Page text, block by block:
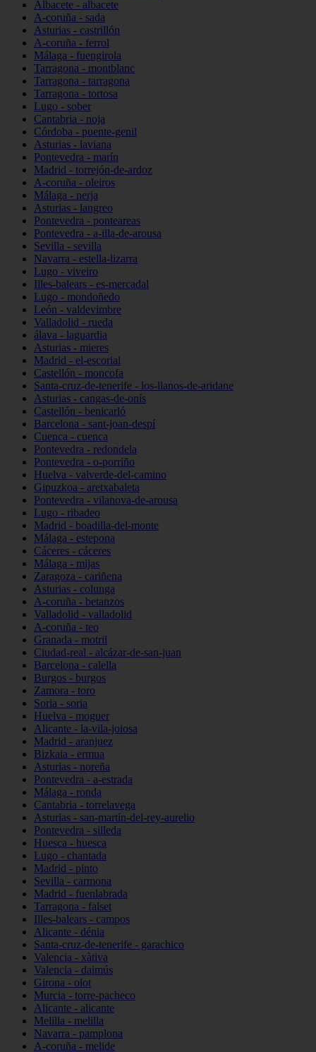
Albacete - albacete
A-coruña - sada
Asturias - castrillón
A-coruña - ferrol
Málaga - fuengirola
Tarragona - montblanc
Tarragona - tarragona
Tarragona - tortosa
Lugo - sober
Cantabria - noja
Córdoba - puente-genil
Asturias - laviana
Pontevedra - marín
Madrid - torrejón-de-ardoz
A-coruña - oleiros
Málaga - nerja
Asturias - langreo
Pontevedra - ponteareas
Pontevedra - a-illa-de-arousa
Sevilla - sevilla
Navarra - estella-lizarra
Lugo - viveiro
Illes-balears - es-mercadal
Lugo - mondoñedo
León - valdevimbre
Valladolid - rueda
álava - laguardia
Asturias - mieres
Madrid - el-escorial
Castellón - moncofa
Santa-cruz-de-tenerife - los-llanos-de-aridane
Asturias - cangas-de-onís
Castellón - benicarló
Barcelona - sant-joan-despí
Cuenca - cuenca
Pontevedra - redondela
Pontevedra - o-porriño
Huelva - valverde-del-camino
Gipuzkoa - aretxabaleta
Pontevedra - vilanova-de-arousa
Lugo - ribadeo
Madrid - boadilla-del-monte
Málaga - estepona
Cáceres - cáceres
Málaga - mijas
Zaragoza - cariñena
Asturias - colunga
A-coruña - betanzos
Valladolid - valladolid
A-coruña - teo
Granada - motril
Ciudad-real - alcázar-de-san-juan
Barcelona - calella
Burgos - burgos
Zamora - toro
Soria - soria
Huelva - moguer
Alicante - la-vila-joiosa
Madrid - aranjuez
Bizkaia - ermua
Asturias - noreña
Pontevedra - a-estrada
Málaga - ronda
Cantabria - torrelavega
Asturias - san-martín-del-rey-aurelio
Pontevedra - silleda
Huesca - huesca
Lugo - chantada
Madrid - pinto
Sevilla - carmona
Madrid - fuenlabrada
Tarragona - falset
Illes-balears - campos
Alicante - dénia
Santa-cruz-de-tenerife - garachico
Valencia - xàtiva
Valencia - daimús
Girona - olot
Murcia - torre-pacheco
Alicante - alicante
Melilla - melilla
Navarra - pamplona
A-coruña - melide